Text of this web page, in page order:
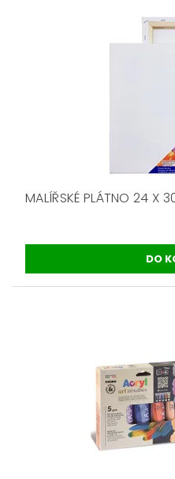
MALÍŘSKÉ PLÁTNO 24 X